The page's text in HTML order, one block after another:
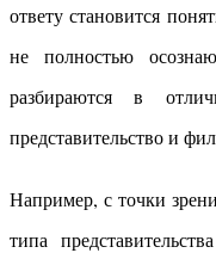
ответу становится
не полностью
разбираются в
представительство и
Например, с точки
типа